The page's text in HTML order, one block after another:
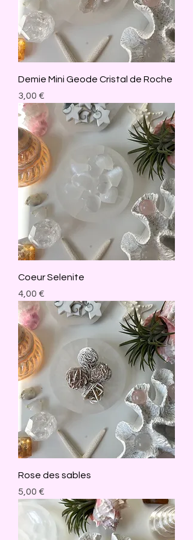
Demie Mini Geode Cristal de Roche
Prix
3,00 €
Coeur Selenite
Prix
4,00 €
Rose des sables
Prix
5,00 €